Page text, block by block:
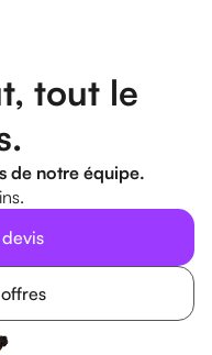
tout le
de notre équipe.